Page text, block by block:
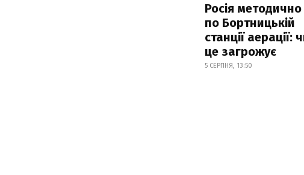
Росія методично
по Бортницькій
станції аерації:
це загрожує
5 СЕРПНЯ, 13:50